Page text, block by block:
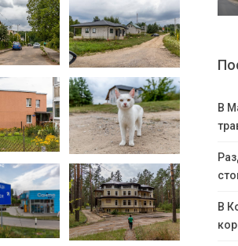
В
В